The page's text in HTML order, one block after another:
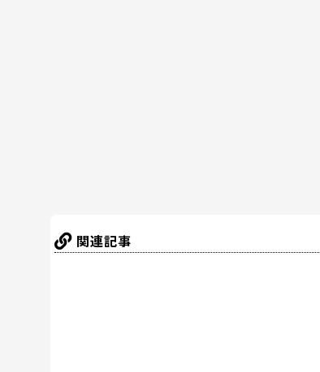
関連記事